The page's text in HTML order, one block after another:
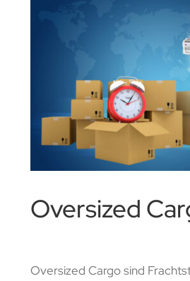
Oversized
Oversized Cargo sind